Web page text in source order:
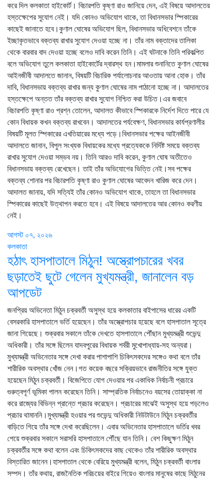
করে দিল কলকাতা হাইকোর্ট। বিচারপতি কৃষ্ণা রাও জানিয়ে দেন, এই বিষয়ে আদালতের
হস্তক্ষেপের সুযোগ নেই। যদি কোনও অভিযোগ থাকে, তা বিধানসভার স্পিকারের
কাছেই জানাতে হবে।কুণাল ঘোষের অভিযোগ ছিল, বিধানসভার অধিবেশনে তাঁকে
ইচ্ছাকৃতভাবে বক্তব্য রাখার সুযোগ দেওয়া হচ্ছে না। তাঁর নাম বক্তাদের তালিকা
থেকে বারবার বাদ দেওয়া হচ্ছে বলেও দাবি করেন তিনি। এই ঘটনাকে তিনি পরিকল্পিত
বলে অভিযোগ তুলে কলকাতা হাইকোর্টের দ্বারস্থ হন।মামলার শুনানিতে কুণাল ঘোষের
আইনজীবী আদালতে জানান, বিষয়টি বিচারিক পর্যালোচনার আওতায় আনা হোক। তাঁর
দাবি, বিধানসভায় বক্তব্য রাখার জন্য কুণাল ঘোষের নাম পাঠানো হচ্ছে না। আদালতের
হস্তক্ষেপে অন্তত তাঁর বক্তব্য রাখার সুযোগ নিশ্চিত করা উচিত।এর জবাবে
বিচারপতি কৃষ্ণা রাও প্রশ্ন তোলেন, আদালত কীভাবে স্পিকারকে নির্দেশ দিতে পারে যে
কোন বিধায়ক কখন বক্তব্য রাখবেন। আদালতের পর্যবেক্ষণ, বিধানসভার কার্যপ্রণালীর
বিষয়টি মূলত স্পিকারের এখতিয়ারের মধ্যে পড়ে।বিধানসভার পক্ষের আইনজীবী
আদালতে জানান, বিপুল সংখ্যক বিধায়কের মধ্যে প্রত্যেককে নির্দিষ্ট সময়ে বক্তব্য
রাখার সুযোগ দেওয়া সম্ভব নয়। তিনি আরও দাবি করেন, কুণাল ঘোষ অতীতেও
বিধানসভায় বক্তব্য রেখেছেন। তাই তাঁর অভিযোগের ভিত্তি নেই।সব পক্ষের
বক্তব্য শোনার পর বিচারপতি কৃষ্ণা রাও কুণাল ঘোষের আবেদন খারিজ করে দেন।
আদালত জানায়, যদি সত্যিই তাঁর কোনও অভিযোগ থাকে, তাহলে তা বিধানসভার
স্পিকারের কাছেই উত্থাপন করতে হবে। এই বিষয়ে আদালতের আর কোনও করণীয়
নেই।
আগস্ট ০৭, ২০২৬
কলকাতা
হঠাৎ হাসপাতালে মিঠুন! অস্ত্রোপচারের খবর
ছড়াতেই ছুটে গেলেন মুখ্যমন্ত্রী, জানালেন বড়
আপডেট
জনপ্রিয় অভিনেতা মিঠুন চক্রবর্তী অসুস্থ হয়ে কলকাতার বাইপাসের ধারের একটি
বেসরকারি হাসপাতালে ভর্তি হয়েছেন। তাঁর অস্ত্রোপচার হয়েছে বলে হাসপাতাল সূত্রে
জানা গিয়েছে। শুক্রবার সকালে তাঁকে দেখতে হাসপাতালে পৌঁছান মুখ্যমন্ত্রী শুভেন্দু
অধিকারী। তাঁর সঙ্গে ছিলেন যাদবপুরের বিধায়ক শর্বরী মুখোপাধ্যায়-সহ অন্যরা।
মুখ্যমন্ত্রী অভিনেতার সঙ্গে দেখা করার পাশাপাশি চিকিৎসকদের সঙ্গেও কথা বলে তাঁর
শারীরিক অবস্থার খোঁজ নেন।গত কয়েক বছরে সক্রিয়ভাবে রাজনীতির সঙ্গে যুক্ত
হয়েছেন মিঠুন চক্রবর্তী। বিজেপিতে যোগ দেওয়ার পর একাধিক নির্বাচনী প্রচারে
গুরুত্বপূর্ণ ভূমিকা পালন করেছেন তিনি। সাম্প্রতিক নির্বাচনেও বয়সের তোয়াক্কা না
করে রাজ্যের বিভিন্ন প্রান্তে প্রচার করেছেন। প্রচারের মাঝেই অসুস্থ হয়ে পড়লেও
প্রচার থামাননি।মুখ্যমন্ত্রী হওয়ার পর শুভেন্দু অধিকারী নিউটাউনে মিঠুন চক্রবর্তীর
বাড়িতে গিয়ে তাঁর সঙ্গে দেখা করেছিলেন। এবার অভিনেতার হাসপাতালে ভর্তির খবর
পেয়ে শুক্রবার সকালে সরাসরি হাসপাতালে পৌঁছে যান তিনি। বেশ কিছুক্ষণ মিঠুন
চক্রবর্তীর সঙ্গে কথা বলেন এবং চিকিৎসকদের কাছ থেকেও তাঁর শারীরিক অবস্থার
বিস্তারিত জানেন।হাসপাতাল থেকে বেরিয়ে মুখ্যমন্ত্রী বলেন, মিঠুন চক্রবর্তী বাংলার
সম্পদ। তাঁর কথায়, রাজনৈতিক পরিচয়ের বাইরে গিয়েও বাংলার মানুষের কাছে মিঠুনের